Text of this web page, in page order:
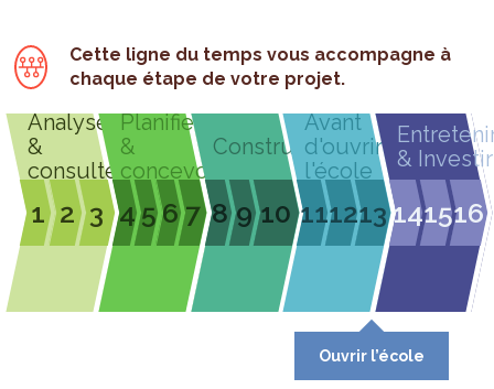
Cette ligne du temps vous accompagne à
chaque étape de votre projet.
Analyser
&
consulter
1 2 3
Planifier
&
concevoir
4 567
Construire
8 9 10
Avant
d'ouvrir
l'école
111213
Ouvrir l’école
& Investir
141516